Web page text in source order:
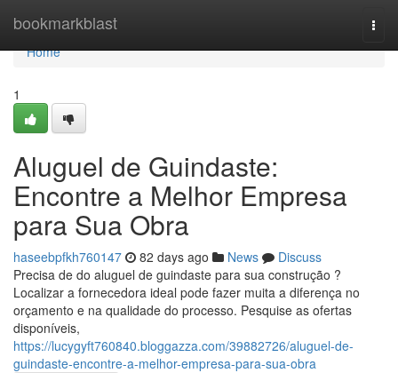
bookmarkblast
Home
Home
1
Aluguel de Guindaste:
Encontre a Melhor Empresa
para Sua Obra
haseebpfkh760147 82 days ago News
Discuss
Precisa de do aluguel de guindaste para sua construção ?
Localizar a fornecedora ideal pode fazer muita a diferença no
orçamento e na qualidade do processo. Pesquise as ofertas
disponíveis,
https://lucygyft760840.bloggazza.com/39882726/aluguel-de-
guindaste-encontre-a-melhor-empresa-para-sua-obra